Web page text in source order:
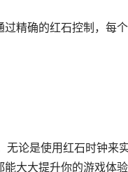
精确的红石控制，每
无论是使用红石时钟来
大大提升你的游戏体